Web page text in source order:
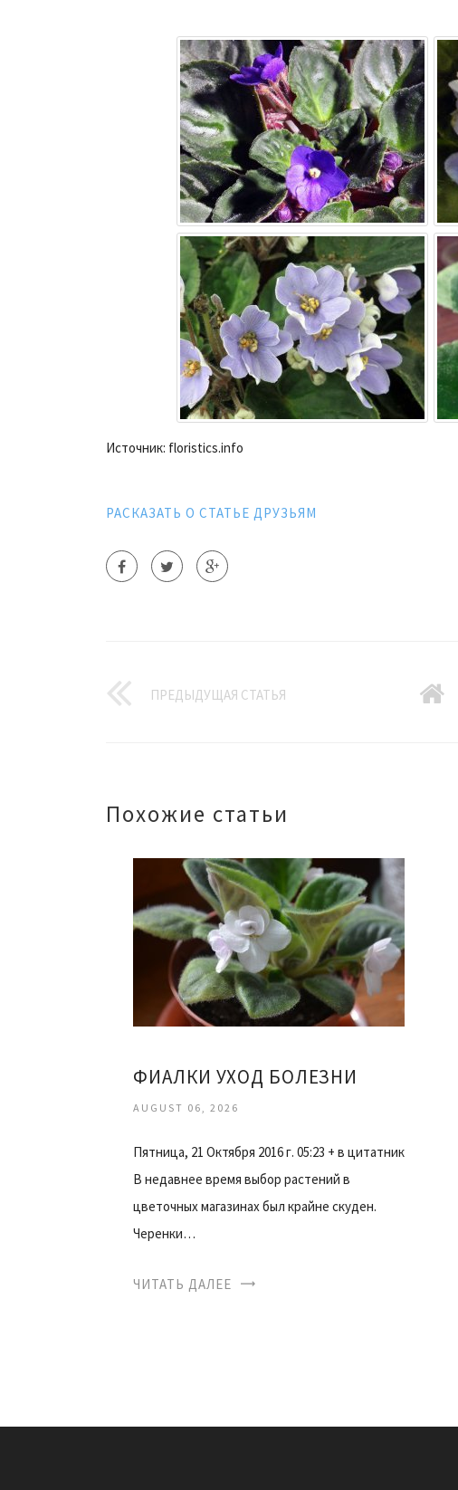
Источник: floristics.info
РАСКАЗАТЬ О СТАТЬЕ ДРУЗЬЯМ
ПРЕДЫДУЩАЯ СТАТЬЯ
Похожие статьи
ФИАЛКИ УХОД БОЛЕЗНИ
AUGUST 06, 2026
Пятница, 21 Октября 2016 г. 05:23 + в цитатник
В недавнее время выбор растений в
цветочных магазинах был крайне скуден.
Черенки…
ЧИТАТЬ ДАЛЕЕ